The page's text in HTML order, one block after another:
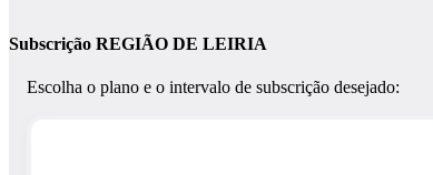
Subscrição REGIÃO DE LEIRIA
Escolha o plano e o intervalo de subscrição desejado: